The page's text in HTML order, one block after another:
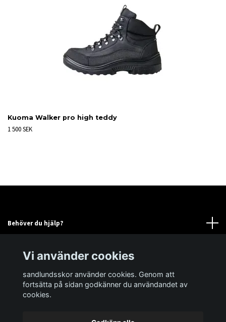
Kuoma Walker pro high teddy
1 500 SEK
Behöver du hjälp?
Sociala medier
Vi använder cookies
sandlundsskor använder cookies. Genom att
fortsätta på sidan godkänner du användandet av
cookies.